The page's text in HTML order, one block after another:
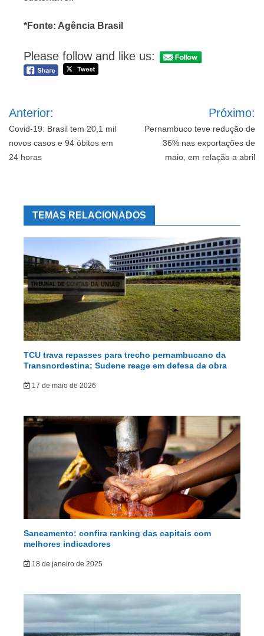
*Fonte: Agência Brasil
Please follow and like us:
de
Post
Anterior:
Covid-19: Brasil tem 20,1 mil
novos casos e 94 óbitos em
24 horas
Próximo:
Pernambuco teve redução de
36% nas exportações de
maio, em relação a abril
TEMAS RELACIONADOS
TCU trava repasses para trecho pernambucano da
Transnordestina; Sudene reage em defesa da obra
17 de maio de 2026
Saneamento: confira ranking das capitais com
melhores indicadores
18 de janeiro de 2025